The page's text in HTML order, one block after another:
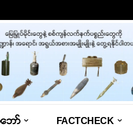
ော် FACTCHECK